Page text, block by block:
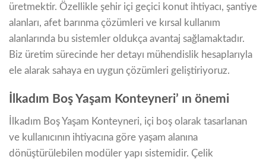
üretmektir. Özellikle şehir içi geçici konut ihtiyacı, şantiye
alanları, afet barınma çözümleri ve kırsal kullanım
alanlarında bu sistemler oldukça avantaj sağlamaktadır.
Biz üretim sürecinde her detayı mühendislik hesaplarıyla
ele alarak sahaya en uygun çözümleri geliştiriyoruz.
İlkadım Boş Yaşam Konteyneri’ ın önemi
İlkadım Boş Yaşam Konteyneri, içi boş olarak tasarlanan
ve kullanıcının ihtiyacına göre yaşam alanına
dönüştürülebilen modüler yapı sistemidir. Çelik